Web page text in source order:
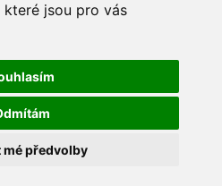
jsou pro vás
mé předvolby